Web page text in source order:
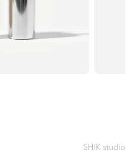
SHIK studio